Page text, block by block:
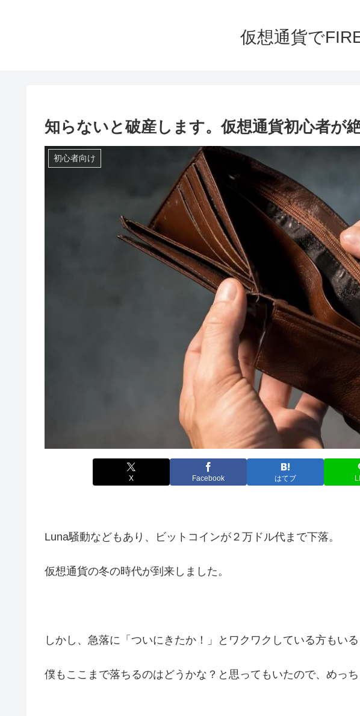
仮想通貨で
知らないと破産します。仮想通貨初心者が
初心者向け
X Facebook はてブ
Luna騒動などもあり、ビットコインが２万ドル代まで下落。
仮想通貨の冬の時代が到来しました。
しかし、急落に「ついにきたか！」とワクワクしている方もいる
僕もここまで落ちるのはどうかな？と思ってもいたので、めっ